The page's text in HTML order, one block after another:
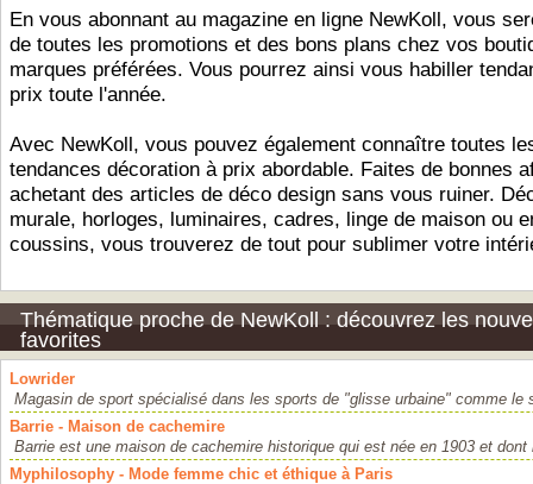
En vous abonnant au magazine en ligne NewKoll, vous
de toutes les promotions et des bons plans chez vos
marques préférées. Vous pourrez ainsi vous habiller
prix toute l'année.
Avec NewKoll, vous pouvez également connaître toutes
tendances décoration à prix abordable. Faites de bonnes
achetant des articles de déco design sans vous ruiner.
murale, horloges, luminaires, cadres, linge de maison ou
coussins, vous trouverez de tout pour sublimer votre
Thématique proche de NewKoll : découvrez les
favorites
Lowrider
Magasin de sport spécialisé dans les sports de "glisse urbaine" comme le
Barrie - Maison de cachemire
Barrie est une maison de cachemire historique qui est née en 1903 et
Myphilosophy - Mode femme chic et éthique à Paris